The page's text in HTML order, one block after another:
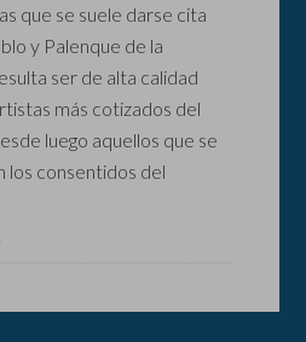
que se suele darse cita
y Palenque de la
ser de alta calidad
más cotizados del
luego aquellos que se
los consentidos del